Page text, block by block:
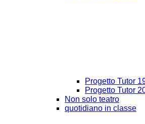
Progetto Tutor
Progetto Tutor
Non solo teatro
quotidiano in classe